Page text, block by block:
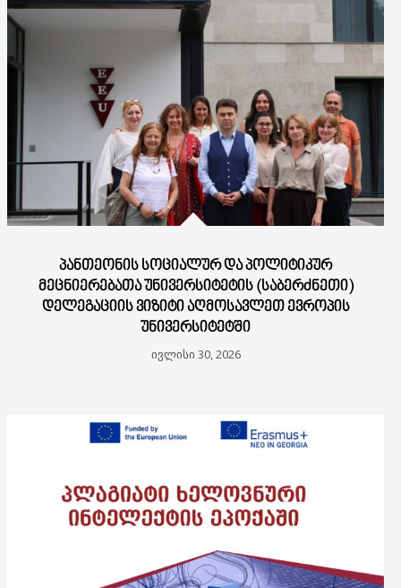
ᲞᲐᲜᲗᲔᲝᲜᲘᲡ ᲡᲝᲪᲘᲐᲚᲣᲠ ᲓᲐ ᲞᲝᲚᲘᲢᲘᲙᲣᲠ
ᲛᲔᲪᲜᲘᲔᲠᲔᲑᲐᲗᲐ ᲣᲜᲘᲕᲔᲠᲡᲘᲢᲔᲢᲘᲡ (ᲡᲐᲑᲔᲠᲫᲜᲔᲗᲘ)
ᲓᲔᲚᲔᲒᲐᲪᲘᲘᲡ ᲕᲘᲖᲘᲢᲘ ᲐᲦᲛᲝᲡᲐᲕᲚᲔᲗ ᲔᲕᲠᲝᲞᲘᲡ
ᲣᲜᲘᲕᲔᲠᲡᲘᲢᲔᲢᲨᲘ
ივლისი 30, 2026